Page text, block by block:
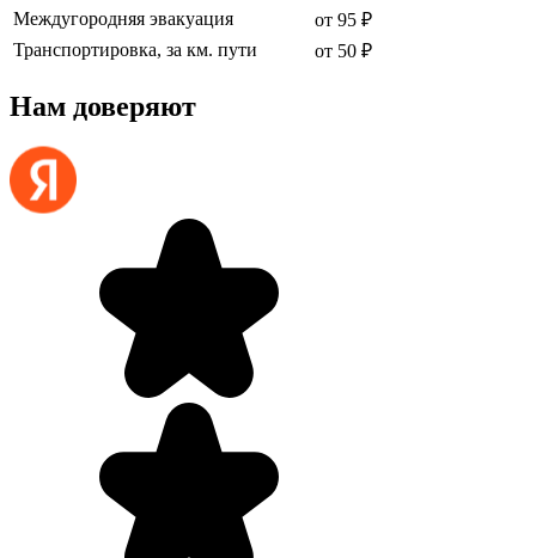
Междугородняя эвакуация
от 95 ₽
Транспортировка, за км. пути
от 50 ₽
Нам доверяют